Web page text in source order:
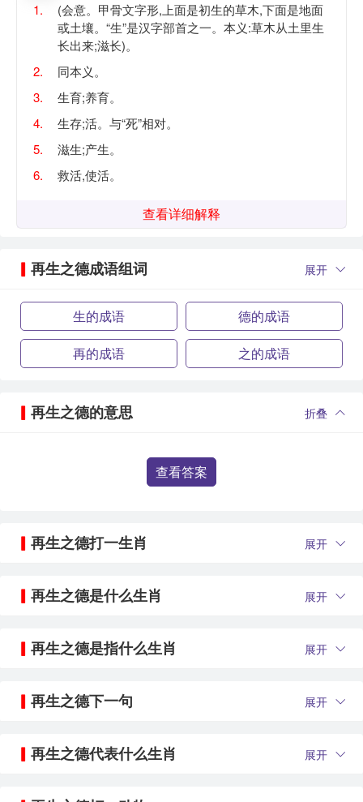
1.
(会意。甲骨文字形,上面是初生的草木,下面是地面
或土壤。“生”是汉字部首之一。本义:草木从土里生
长出来;滋长)。
2.
同本义。
3.
生育;养育。
4.
生存;活。与“死”相对。
5.
滋生;产生。
6.
救活,使活。
查看详细解释
再生之德成语组词 展开
生的成语
德的成语
再的成语
之的成语
再生之德的意思 折叠
查看答案
再生之德打一生肖 展开
再生之德是什么生肖 展开
再生之德是指什么生肖 展开
再生之德下一句 展开
再生之德代表什么生肖 展开